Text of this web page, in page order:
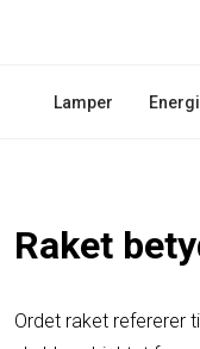
Lamper Energi
Raket
Ordet raket refererer